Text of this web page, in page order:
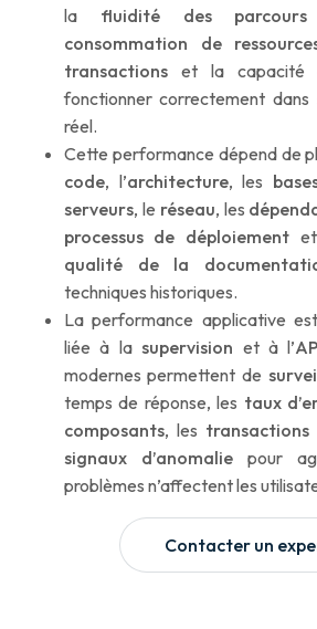
la fluidité des parcours
consommation de
transactionset la capacité
fonctionner correctement dans
réel.
Cette performance dépend de
code, l’architecture, les
serveurs, le réseau, les
processus de déploiementet
qualité de la
techniques historiques.
La performance applicative
liée à lasupervision et à l’
modernes permettent de
temps de réponse, les taux
composants, les
signaux d’anomaliepour
problèmes n’affectent les
Contacter un